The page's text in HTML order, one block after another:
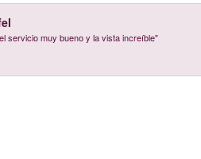
servicio muy bueno y la vista increíble"